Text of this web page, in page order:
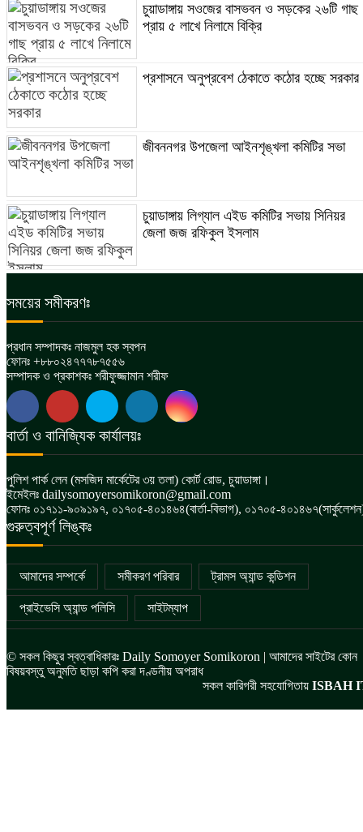
চুয়াডাঙ্গায় সওজের বাসভবন ও সড়কের ২৬টি গাছ
প্রায় ৫ লাখে নিলামে বিক্রি
প্রশাসনে অনুপ্রবেশ ঠেকাতে কঠোর হচ্ছে সরকার
জীবননগর উপজেলা আইনশৃঙ্খলা কমিটির সভা
চুয়াডাঙ্গায় লিগ্যাল এইড কমিটির সভায় সিনিয়র
জেলা জজ রফিকুল ইসলাম
সময়ের সমীকরণঃ
প্রধান সম্পাদকঃ নাজমুল হক স্বপন
ফোনঃ +৮৮০২৪৭৭৭৮৭৫৫৬
সম্পাদক ও প্রকাশকঃ শরীফুজ্জামান শরীফ
বার্তা ও বানিজ্যিক কার্যালয়ঃ
পুলিশ পার্ক লেন (মসজিদ মার্কেটের ৩য় তলা) কোর্ট রোড, চুয়াডাঙ্গা।
ইমেইলঃ dailysomoyersomikoron@gmail.com
ফোনঃ ০১৭১১-৯০৯১৯৭, ০১৭০৫-৪০১৪৬৪(বার্তা-বিভাগ), ০১৭০৫-
গুরুত্বপূর্ণ লিঙ্কঃ
আমাদের সম্পর্কে সমীকরণ পরিবার ট্রামস অ্যান্ড কন্ডিশন
প্রাইভেসি অ্যান্ড পলিসি সাইটম্যাপ
© সকল কিছুর স্বত্বাধিকারঃ Daily Somoyer Somikoron | আমাদের সাইটের কোন
বিষয়বস্তু অনুমতি ছাড়া কপি করা দণ্ডনীয় অপরাধ
সকল কারিগরী সহযোগিতায় ISBAH